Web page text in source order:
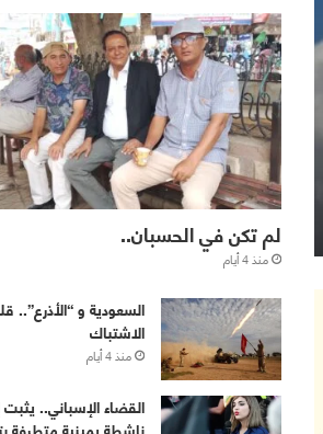
لم تكن في الحسبان..
منذ 4 أيام
‏⁧‫السعودية‬⁩ و “الأذرع”..
الاشتباك
منذ 4 أيام
القضاء الإسباني.. يثبت